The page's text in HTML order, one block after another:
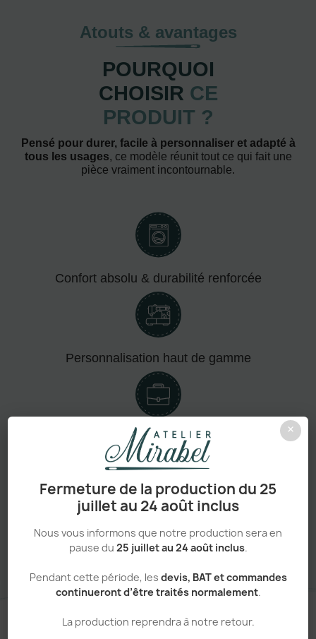
×
Fermeture de la production du 25
juillet au 24 août inclus
Nous vous informons que notre production sera en
pause du 25 juillet au 24 août inclus.
Pendant cette période, les devis, BAT et commandes
continueront d’être traités normalement.
La production reprendra à notre retour.
Atouts & avantages
POURQUOI
CHOISIR CE
PRODUIT ?
Pensé pour durer, facile à personnaliser et adapté à
tous les usages, ce modèle réunit tout ce qui fait une
pièce vraiment incontournable.
Confort absolu & durabilité renforcée
Personnalisation haut de gamme
Adapté aux pros comme aux particuliers
Sans minimum de commande